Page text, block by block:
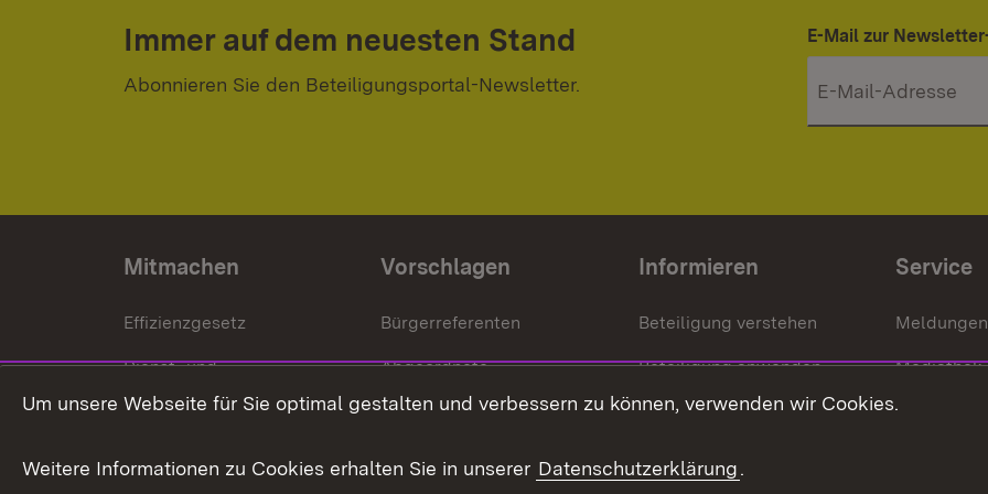
Immer auf dem neuesten Stand
Abonnieren Sie den Beteiligungsportal-Newsletter.
E-Mail zur
Mitmachen
Effizienzgesetz
Dienst- und
Versorgungsbezüge
Weitere
Vorschlagen
Bürgerreferenten
Abgeordnete
Bürgerbeauftragte
Informieren
Beteiligung verstehen
Beteiligung anwenden
Beteiligung stärken
Service
Meldungen
Mediathek
Um unsere Webseite für Sie optimal gestalten und verbessern zu können, verwenden wir Cookies.
Weitere Informationen zu Cookies erhalten Sie in unserer Datenschutzerklärung.